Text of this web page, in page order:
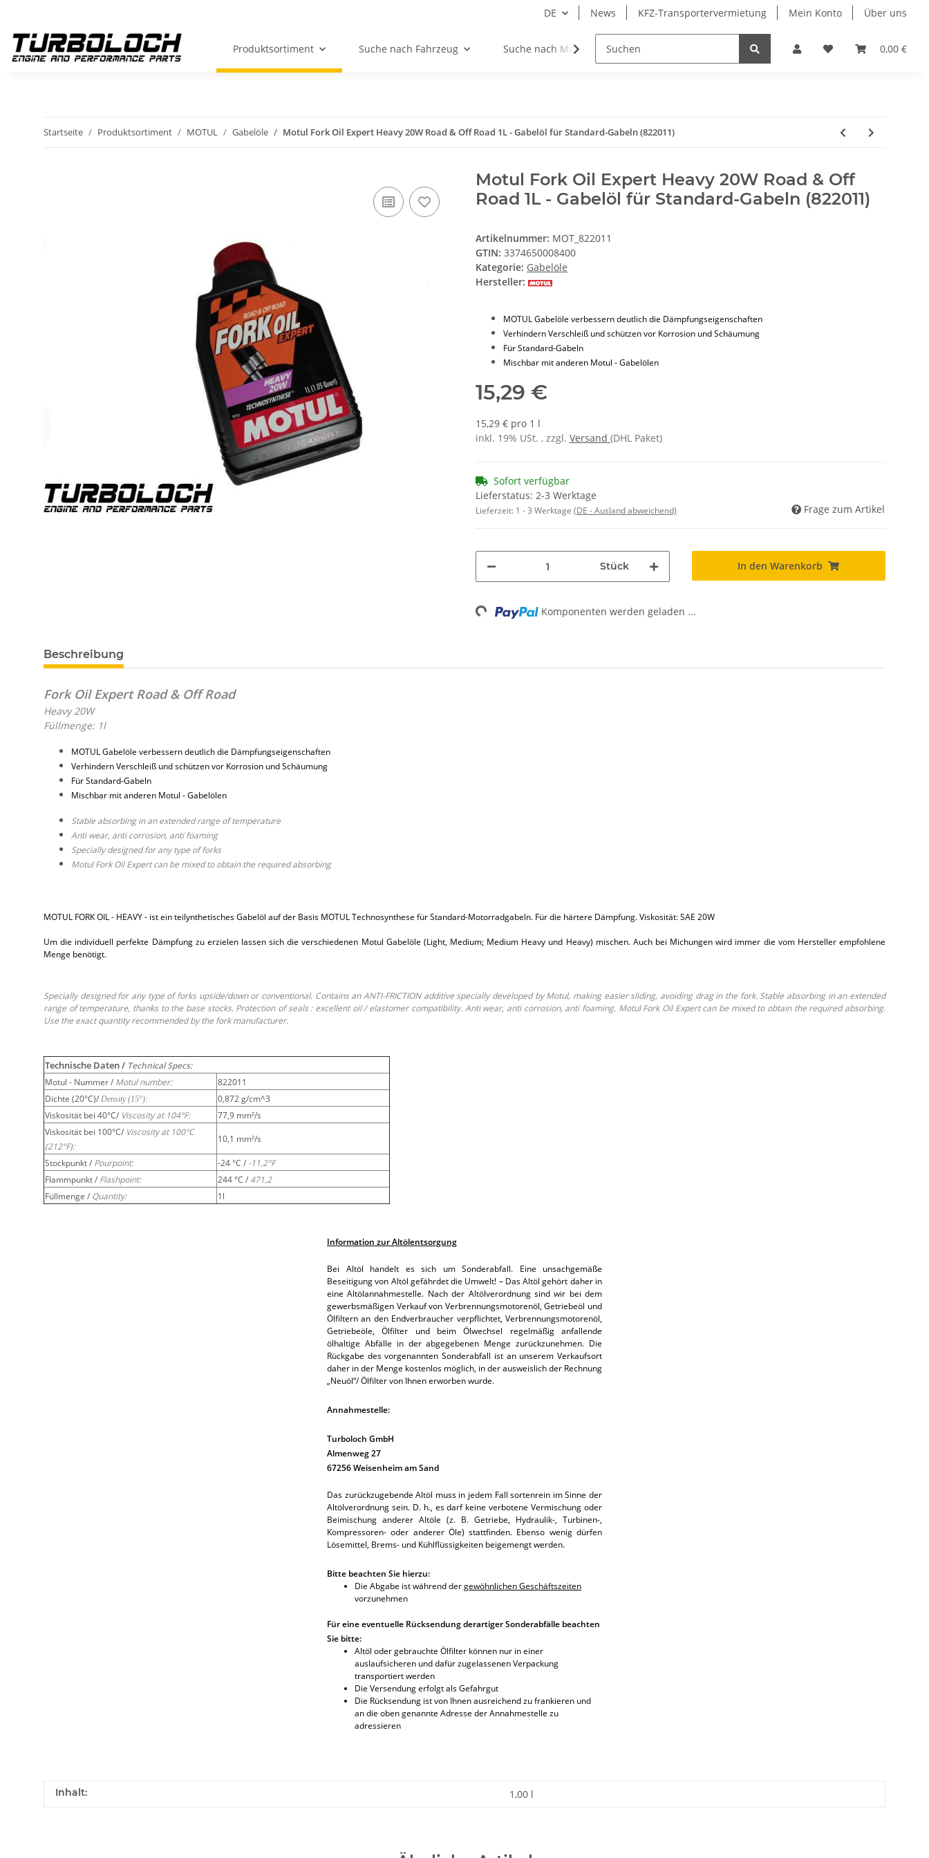
DE News KFZ-Transportervermietung Mein Konto Über uns
0,00 €
Produktsortiment Suche nach Fahrzeug Suche nach Motor Sonderangebote Merchandising
Startseite Produktsortiment MOTUL Gabelöle Motul Fork Oil Expert Heavy 20W Road & Off Road 1L - Gabelöl für Standard-Gabeln (822011)
Motul Fork Oil Expert Heavy 20W Road & Off
Road 1L - Gabelöl für Standard-Gabeln (822011)
Artikelnummer: MOT_822011
GTIN: 3374650008400
Kategorie: Gabelöle
Hersteller:
MOTUL Gabelöle verbessern deutlich die Dämpfungseigenschaften
Verhindern Verschleiß und schützen vor Korrosion und Schäumung
Für Standard-Gabeln
Mischbar mit anderen Motul - Gabelölen
15,29 €
15,29 € pro 1 l
inkl. 19% USt. , zzgl. Versand (DHL Paket)
Sofort verfügbar
Lieferstatus: 2-3 Werktage
Lieferzeit: 1 - 3 Werktage (DE - Ausland abweichend) Frage zum Artikel
Stück In den Warenkorb
Loading... Komponenten werden geladen ...
Beschreibung
Fork Oil Expert Road & Off Road
Heavy 20W
Füllmenge: 1l
MOTUL Gabelöle verbessern deutlich die Dämpfungseigenschaften
Verhindern Verschleiß und schützen vor Korrosion und Schäumung
Für Standard-Gabeln
Mischbar mit anderen Motul - Gabelölen
Stable absorbing in an extended range of temperature
Anti wear, anti corrosion, anti foaming
Specially designed for any type of forks
Motul Fork Oil Expert can be mixed to obtain the required absorbing
MOTUL FORK OIL - HEAVY - ist ein teilynthetisches Gabelöl auf der Basis MOTUL Technosynthese für Standard-Motorradgabeln. Für die härtere Dämpfung. Viskosität: SAE 20W
Um die individuell perfekte Dämpfung zu erzielen lassen sich die verschiedenen Motul Gabelöle (Light, Medium; Medium Heavy und Heavy) mischen. Auch bei Michungen wird immer die vom Hersteller empfohlene
Menge benötigt.
Specially designed for any type of forks upside/down or conventional. Contains an ANTI-FRICTION additive specially developed by Motul, making easier sliding, avoiding drag in the fork. Stable absorbing in an extended
range of temperature, thanks to the base stocks. Protection of seals : excellent oil / elastomer compatibility. Anti wear, anti corrosion, anti foaming. Motul Fork Oil Expert can be mixed to obtain the required absorbing.
Use the exact quantity recommended by the fork manufacturer.
Technische Daten / Technical Specs:
Motul - Nummer / Motul number:
822011
Dichte (20°C)/ Density (15°):
0,872 g/cm^3
Viskosität bei 40°C/ Viscosity at 104°F:
77,9 mm²/s
Viskosität bei 100°C/ Viscosity at 100°C
(212°F):
10,1 mm²/s
Stockpunkt / Pourpoint: -24 °C / -11,2°F
Flammpunkt / Flashpoint: 244 °C / 471,2
Füllmenge / Quantity: 1l
Information zur Altölentsorgung
Bei Altöl handelt es sich um Sonderabfall. Eine unsachgemäße
Beseitigung von Altöl gefährdet die Umwelt! – Das Altöl gehört daher in
eine Altölannahmestelle. Nach der Altölverordnung sind wir bei dem
gewerbsmäßigen Verkauf von Verbrennungsmotorenöl, Getriebeöl und
Ölfiltern an den Endverbraucher verpflichtet, Verbrennungsmotorenöl,
Getriebeöle, Ölfilter und beim Ölwechsel regelmäßig anfallende
ölhaltige Abfälle in der abgegebenen Menge zurückzunehmen. Die
Rückgabe des vorgenannten Sonderabfall ist an unserem Verkaufsort
daher in der Menge kostenlos möglich, in der ausweislich der Rechnung
„Neuöl“/ Ölfilter von Ihnen erworben wurde.
Annahmestelle:
Turboloch GmbH
Almenweg 27
67256 Weisenheim am Sand
Das zurückzugebende Altöl muss in jedem Fall sortenrein im Sinne der
Altölverordnung sein. D. h., es darf keine verbotene Vermischung oder
Beimischung anderer Altöle (z. B. Getriebe, Hydraulik-, Turbinen-,
Kompressoren- oder anderer Öle) stattfinden. Ebenso wenig dürfen
Lösemittel, Brems- und Kühlflüssigkeiten beigemengt werden.
Bitte beachten Sie hierzu:
Die Abgabe ist während dergewöhnlichen Geschäftszeiten
vorzunehmen
Für eine eventuelle Rücksendung derartiger Sonderabfälle beachten
Sie bitte:
Altöl oder gebrauchte Ölfilter können nur in einer
auslaufsicheren und dafür zugelassenen Verpackung
transportiert werden
Die Versendung erfolgt als Gefahrgut
Die Rücksendung ist von Ihnen ausreichend zu frankieren und
an die oben genannte Adresse der Annahmestelle zu
adressieren
Inhalt: 1,00 l